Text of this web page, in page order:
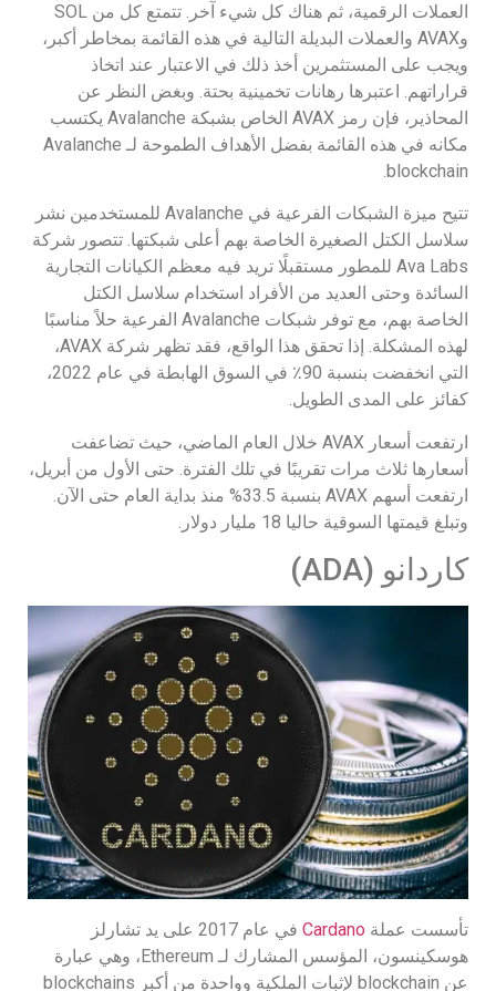
العملات الرقمية، ثم هناك كل شيء آخر. تتمتع كل من SOL
وAVAX والعملات البديلة التالية في هذه القائمة بمخاطر أكبر،
ويجب على المستثمرين أخذ ذلك في الاعتبار عند اتخاذ
قراراتهم. اعتبرها رهانات تخمينية بحتة. وبغض النظر عن
المحاذير، فإن رمز AVAX الخاص بشبكة Avalanche يكتسب
مكانه في هذه القائمة بفضل الأهداف الطموحة لـ Avalanche
blockchain.
تتيح ميزة الشبكات الفرعية في Avalanche للمستخدمين نشر
سلاسل الكتل الصغيرة الخاصة بهم أعلى شبكتها. تتصور شركة
Ava Labs للمطور مستقبلًا تريد فيه معظم الكيانات التجارية
السائدة وحتى العديد من الأفراد استخدام سلاسل الكتل
الخاصة بهم، مع توفر شبكات Avalanche الفرعية حلاً مناسبًا
لهذه المشكلة. إذا تحقق هذا الواقع، فقد تظهر شركة AVAX،
التي انخفضت بنسبة 90٪ في السوق الهابطة في عام 2022،
كفائز على المدى الطويل.
ارتفعت أسعار AVAX خلال العام الماضي، حيث تضاعفت
أسعارها ثلاث مرات تقريبًا في تلك الفترة. حتى الأول من أبريل،
ارتفعت أسهم AVAX بنسبة 33.5% منذ بداية العام حتى الآن.
وتبلغ قيمتها السوقية حاليا 18 مليار دولار.
كاردانو (ADA)
تأسست عملة Cardano
في عام 2017 على يد تشارلز
هوسكينسون، المؤسس المشارك لـ Ethereum، وهي عبارة
عن blockchain لإثبات الملكية وواحدة من أكبر blockchains